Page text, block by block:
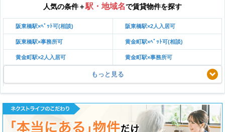
人気の条件＋駅・地域名で賃貸物件を探す
阪東橋駅×ﾍﾟｯﾄ可(相談) 阪東橋駅×2人入居可
阪東橋駅×事務所可 黄金町駅×ﾍﾟｯﾄ可(相談)
黄金町駅×2人入居可 黄金町駅×事務所可
もっと見る